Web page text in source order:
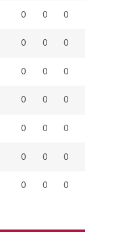
0 0 0
0 0 0
0 0 0
0 0 0
0 0 0
0 0 0
0 0 0